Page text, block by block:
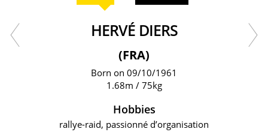
HERVÉ DIERS
(FRA)
Born on 09/10/1961
1.68m / 75kg
Hobbies
rallye-raid, passionné d’organisation